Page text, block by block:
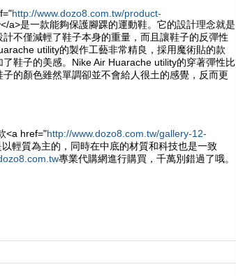
http://www.dozo8.com.tw/product-
a>是一款能夠保護腳踝的運動鞋。它的設計理念就是
不僅減輕了鞋子本身的重量，而且讓鞋子的反彈性
utility的製作工藝非常精良，採用魔術貼的款
鞋子的美感。Nike Air Huarache utility的穿著彈性比
的顏色雖然單調卻並不會給人很土的感覺，反而更
<a href="http://www.dozo8.com.tw/gallery-12-
輕質為主的，同時在中底的材質和科技也是一致
專業代購網進行購買，千萬別錯過了哦。